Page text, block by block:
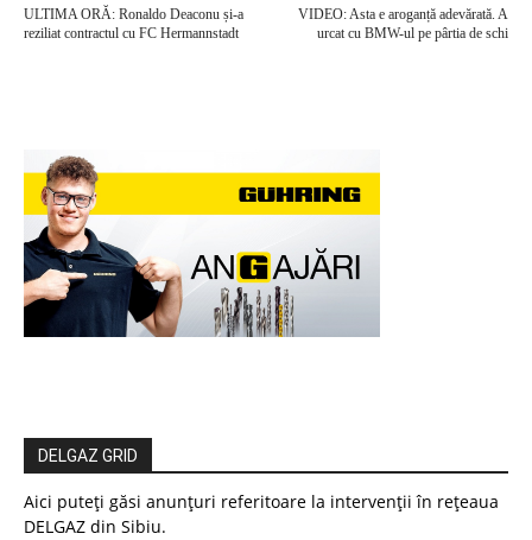
ULTIMA ORĂ: Ronaldo Deaconu și-a
reziliat contractul cu FC Hermannstadt
VIDEO: Asta e aroganță adevărată. A
urcat cu BMW-ul pe pârtia de schi
DELGAZ GRID
Aici puteți găsi anunțuri referitoare la intervenții în rețeaua
DELGAZ din Sibiu.